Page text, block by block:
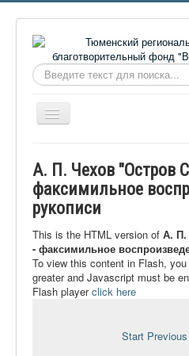
Искать...
Включить/
выключить
О фонде
Онлайн библиотека
Видеоматериалы
Контакты
Сайт проекта Достоевский
А. П. Чехов "Остров
факсимильное
рукописи
This is the HTML version of А. П.
- факсимильное
To view this content in Flash,
greater and Javascript must be
Flash playerclick here
Start Previous